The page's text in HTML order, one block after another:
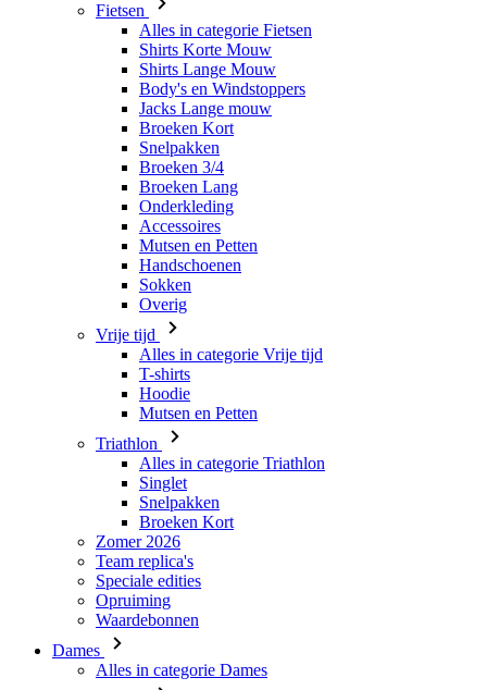
Fietsen
Alles in categorie Fietsen
Shirts Korte Mouw
Shirts Lange Mouw
Body's en Windstoppers
Jacks Lange mouw
Broeken Kort
Snelpakken
Broeken 3/4
Broeken Lang
Onderkleding
Accessoires
Mutsen en Petten
Handschoenen
Sokken
Overig
Vrije tijd
Alles in categorie Vrije tijd
T-shirts
Hoodie
Mutsen en Petten
Triathlon
Alles in categorie Triathlon
Singlet
Snelpakken
Broeken Kort
Zomer 2026
Team replica's
Speciale edities
Opruiming
Waardebonnen
Dames
Alles in categorie Dames